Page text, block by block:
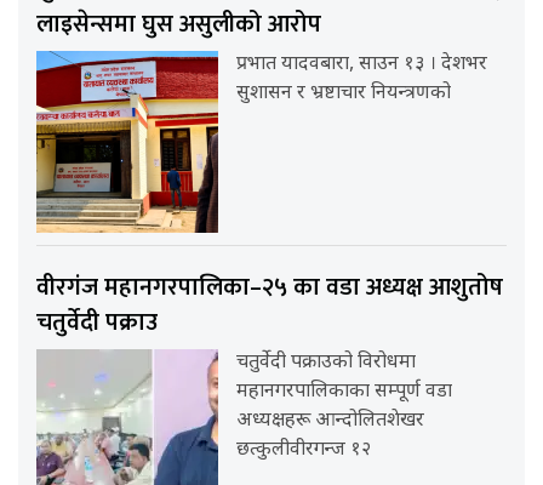
लाइसेन्समा घुस असुलीको आरोप
प्रभात यादवबारा, साउन १३ । देशभर
सुशासन र भ्रष्टाचार नियन्त्रणको
वीरगंज महानगरपालिका–२५ का वडा अध्यक्ष आशुतोष
चतुर्वेदी पक्राउ
चतुर्वेदी पक्राउको विरोधमा
महानगरपालिकाका सम्पूर्ण वडा
अध्यक्षहरू आन्दोलितशेखर
छत्कुलीवीरगन्ज १२